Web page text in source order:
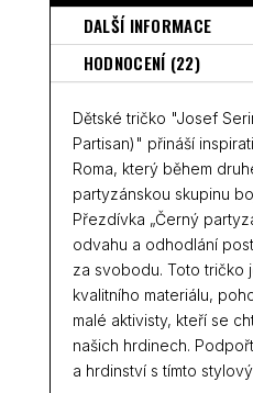
DALŠÍ INFORMACE
HODNOCENÍ (22)
Dětské tričko "Josef
Partisan)" přináší
Roma, který během
partyzánskou skupinu
Přezdívka „Černý
odvahu a odhodlání
za svobodu. Toto tričko
kvalitního materiálu,
malé aktivisty, kteří se
našich hrdinech.
a hrdinství s tímto